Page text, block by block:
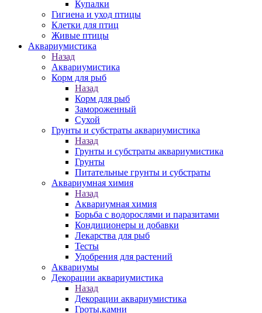
Купалки
Гигиена и уход птицы
Клетки для птиц
Живые птицы
Аквариумистика
Назад
Аквариумистика
Корм для рыб
Назад
Корм для рыб
Замороженный
Сухой
Грунты и субстраты аквариумистика
Назад
Грунты и субстраты аквариумистика
Грунты
Питательные грунты и субстраты
Аквариумная химия
Назад
Аквариумная химия
Борьба с водорослями и паразитами
Кондиционеры и добавки
Лекарства для рыб
Тесты
Удобрения для растений
Аквариумы
Декорации аквариумистика
Назад
Декорации аквариумистика
Гроты,камни